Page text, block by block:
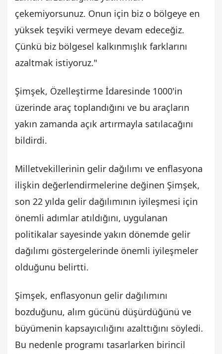
çekemiyorsunuz. Onun için biz o bölgeye en
yüksek teşviki vermeye devam edeceğiz.
Çünkü biz bölgesel kalkınmışlık farklarını
azaltmak istiyoruz."
Şimşek, Özelleştirme İdaresinde 1000'in
üzerinde araç toplandığını ve bu araçların
yakın zamanda açık artırmayla satılacağını
bildirdi.
Milletvekillerinin gelir dağılımı ve enflasyona
ilişkin değerlendirmelerine değinen Şimşek,
son 22 yılda gelir dağılımının iyileşmesi için
önemli adımlar atıldığını, uygulanan
politikalar sayesinde yakın dönemde gelir
dağılımı göstergelerinde önemli iyileşmeler
olduğunu belirtti.
Şimşek, enflasyonun gelir dağılımını
bozduğunu, alım gücünü düşürdüğünü ve
büyümenin kapsayıcılığını azalttığını söyledi.
Bu nedenle programı tasarlarken birincil